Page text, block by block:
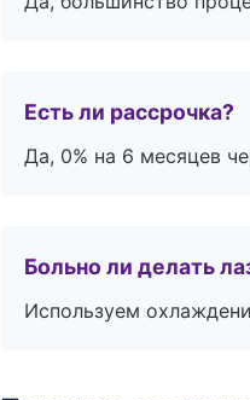
Есть ли рассрочка?
Да, 0% на 6 месяцев
Больно ли делать
Используем